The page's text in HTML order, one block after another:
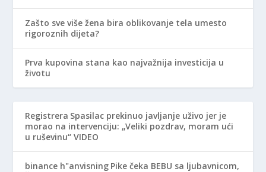
Zašto sve više žena bira oblikovanje tela umesto
rigoroznih dijeta?
Prva kupovina stana kao najvažnija investicija u
životu
Registrera Spasilac prekinuo javljanje uživo jer je
morao na intervenciju: „Veliki pozdrav, moram ući
u ruševinu“ VIDEO
binance h"anvisning Pike čeka BEBU sa ljubavnicom,